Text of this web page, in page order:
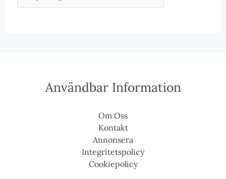
Användbar Information
Om Oss
Kontakt
Annonsera
Integritetspolicy
Cookiepolicy